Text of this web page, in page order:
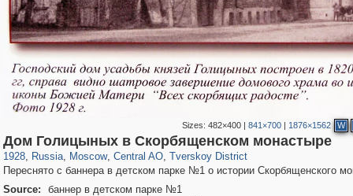
Sizes:482×400 |841×700 | 1876×1562 W
Дом Голицыных в Скорбященском монастыре
1928, Russia
1,406,255 29,243
, Moscow
319,780 8,286
, Central AO
159,978 5,916
, Tverskoy District
53,034 2,283
Переснято с баннера в детском парке №1 о истории Скорбященского
Source:
баннер в детском парке №1